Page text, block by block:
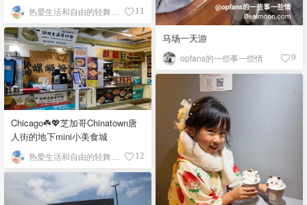
马场一天游
opfans的一些事一些情 9
O'Hare自助早餐
11
Chicago☘️💖芝加哥Chinatown唐
人街的地下mini小美食城
12